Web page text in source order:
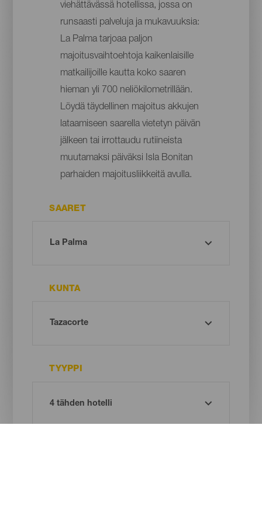
viehättävässä hotellissa, jossa on
runsaasti palveluja ja mukavuuksia:
La Palma tarjoaa paljon
majoitusvaihtoehtoja kaikenlaisille
matkailijoille kautta koko saaren
hieman yli 700 neliökilometrillään.
Löydä täydellinen majoitus akkujen
lataamiseen saarella vietetyn päivän
jälkeen tai irrottaudu rutiineista
muutamaksi päiväksi Isla Bonitan
parhaiden majoitusliikkeitä avulla.
SAARET
KUNTA
TYYPPI